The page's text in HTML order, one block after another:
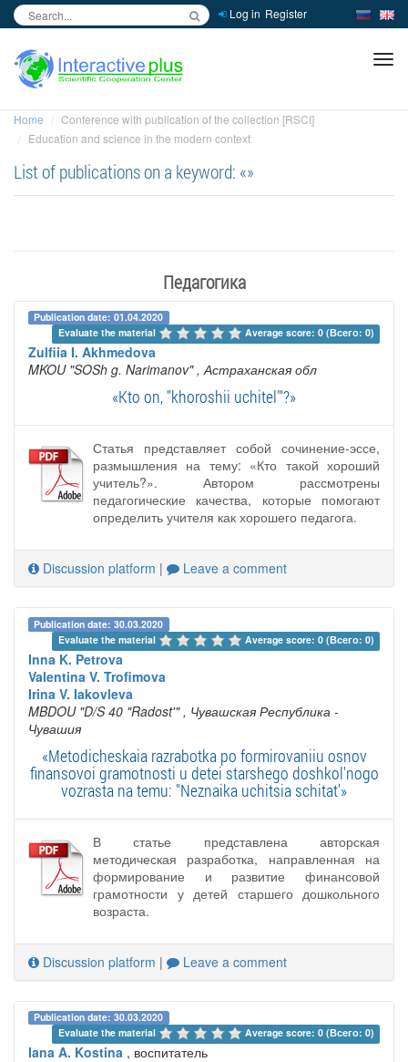
Log in Register
Home
Conference with publication of the collection [RSCI]
Education and science in the modern context
List of publications on a keyword: «»
Педагогика
Publication date: 01.04.2020
Evaluate the material
Average score: 0 (Всего: 0)
Zulfiia I. Akhmedova
MKOU "SOSh g. Narimanov" , Астраханская обл
«Kto on, "khoroshii uchitel'"?»
Статья представляет собой сочинение-эссе,
размышления на тему: «Кто такой хороший
учитель?». Автором рассмотрены
педагогические качества, которые помогают
определить учителя как хорошего педагога.
Discussion platform | Leave a comment
Publication date: 30.03.2020
Evaluate the material
Average score: 0 (Всего: 0)
Inna K. Petrova
Valentina V. Trofimova
Irina V. Iakovleva
MBDOU "D/S 40 "Radost'" , Чувашская Республика -
Чувашия
«Metodicheskaia razrabotka po formirovaniiu osnov
finansovoi gramotnosti u detei starshego doshkol'nogo
vozrasta na temu: "Neznaika uchitsia schitat'»
В статье представлена авторская
методическая разработка, направленная на
формирование и развитие финансовой
грамотности у детей старшего дошкольного
возраста.
Discussion platform | Leave a comment
Publication date: 30.03.2020
Evaluate the material
Average score: 0 (Всего: 0)
Iana A. Kostina , воспитатель